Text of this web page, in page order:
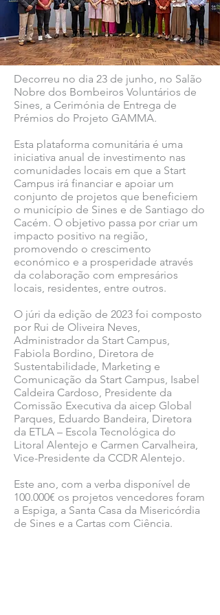
Decorreu no dia 23 de junho, no Salão
Nobre dos Bombeiros Voluntários de
Sines, a Cerimónia de Entrega de
Prémios do Projeto GAMMA.
Esta plataforma comunitária é uma
iniciativa anual de investimento nas
comunidades locais em que a Start
Campus irá financiar e apoiar um
conjunto de projetos que beneficiem
o município de Sines e de Santiago do
Cacém. O objetivo passa por criar um
impacto positivo na região,
promovendo o crescimento
económico e a prosperidade através
da colaboração com empresários
locais, residentes, entre outros.
O júri da edição de 2023 foi composto
por Rui de Oliveira Neves,
Administrador da Start Campus,
Fabiola Bordino, Diretora de
Sustentabilidade, Marketing e
Comunicação da Start Campus, Isabel
Caldeira Cardoso, Presidente da
Comissão Executiva da aicep Global
Parques, Eduardo Bandeira, Diretora
da ETLA – Escola Tecnológica do
Litoral Alentejo e Carmen Carvalheira,
Vice-Presidente da CCDR Alentejo.
Este ano, com a verba disponível de
100.000€ os projetos vencedores foram
a Espiga, a Santa Casa da Misericórdia
de Sines e a Cartas com Ciência.